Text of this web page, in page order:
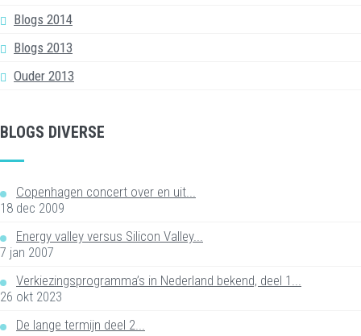
Blogs 2014
Blogs 2013
Ouder 2013
BLOGS DIVERSE
Copenhagen concert over en uit...
18 dec 2009
Energy valley versus Silicon Valley...
7 jan 2007
Verkiezingsprogramma’s in Nederland bekend, deel 1...
26 okt 2023
De lange termijn deel 2...